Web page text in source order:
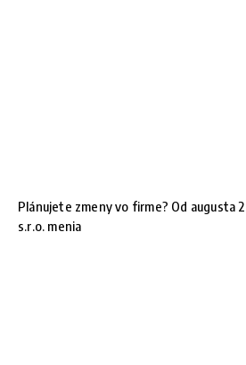
Plánujete zmeny vo firme? Od augusta
s.r.o. menia